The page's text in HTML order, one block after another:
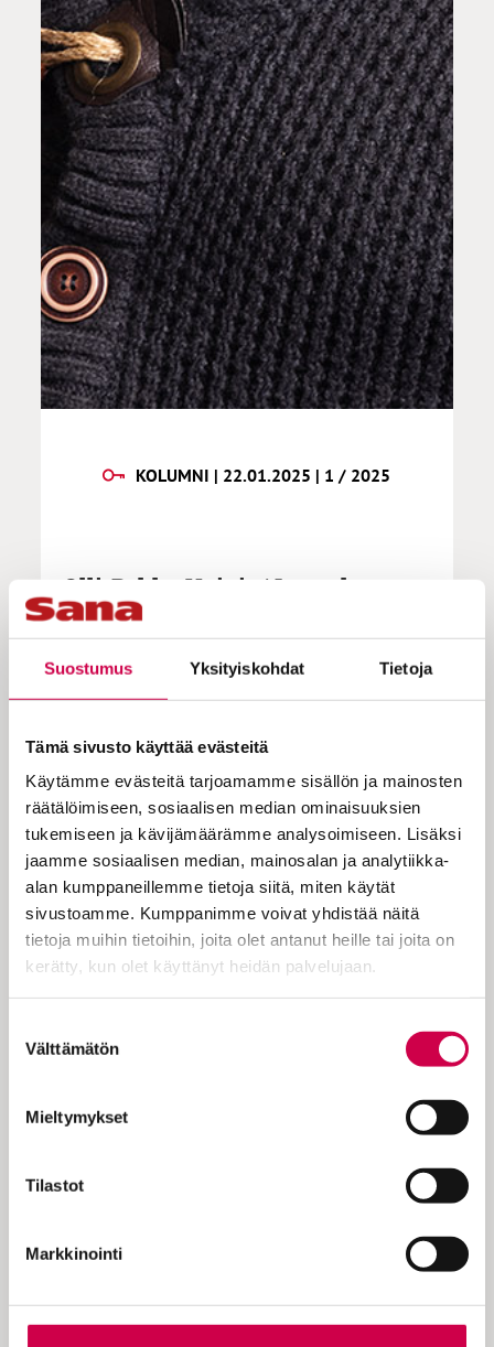
Suostumus Yksityiskohdat Tietoja
Tämä sivusto käyttää evästeitä
Käytämme evästeitä tarjoamamme sisällön ja mainosten
räätälöimiseen, sosiaalisen median ominaisuuksien
tukemiseen ja kävijämäärämme analysoimiseen. Lisäksi
jaamme sosiaalisen median, mainosalan ja analytiikka-
alan kumppaneillemme tietoja siitä, miten käytät
sivustoamme. Kumppanimme voivat yhdistää näitä
tietoja muihin tietoihin, joita olet antanut heille tai joita on
kerätty, kun olet käyttänyt heidän palvelujaan.
valinta
Välttämätön
Mieltymykset
Tilastot
Markkinointi
KOLUMNI | 22.01.2025 | 1 / 2025
Olli-Pekka Vainio | Iso paha
Augustinus
Filosofi Jean Bethke Ehlstain on todennut,
ongelma modernille ihmiselle. Hän on
kulttuurimme isä, mutta suhtaudumme
häneen kuin murrosikäinen vanhempiinsa.
Kaikki nykymaailman pahat ja patologiat
on koetettu tavalla tai toisella vierittää
tuon pohjoisafrikkalaisen kirkkoisän
kontolle. Mitä…
KOKEILE KUUKAUSI
tilauksen milloin hyvänsä.